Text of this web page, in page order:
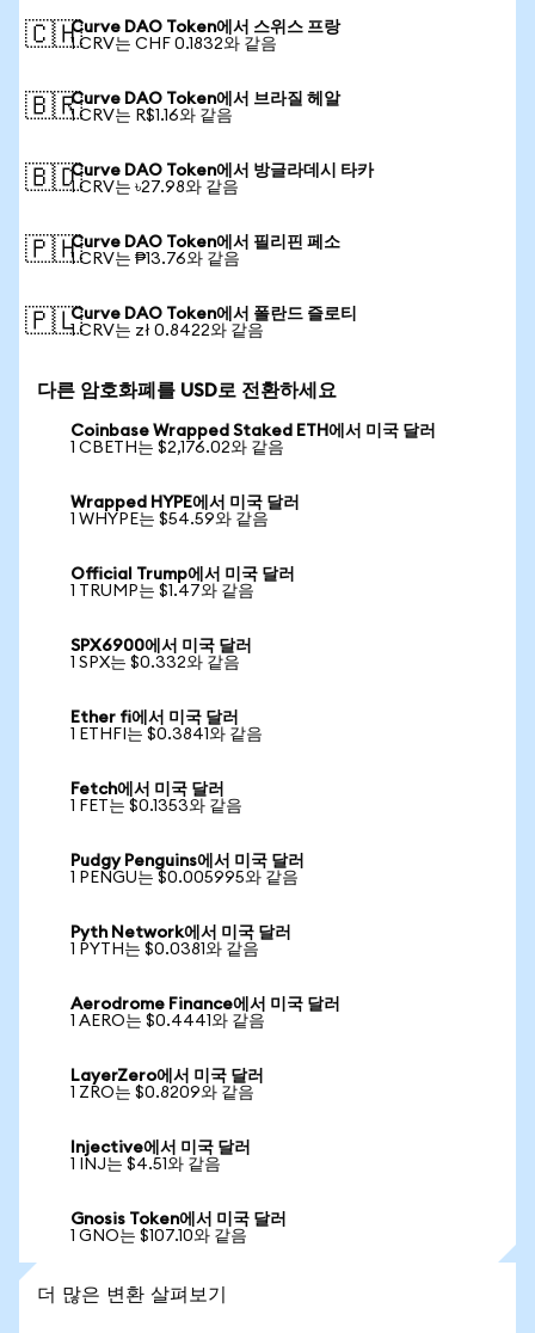
🇨🇭Curve DAO Token에서 스위스 프랑
1 CRV는 CHF 0.1832와 같음
🇧🇷Curve DAO Token에서 브라질 헤알
1 CRV는 R$1.16와 같음
🇧🇩Curve DAO Token에서 방글라데시 타카
1 CRV는 ৳27.98와 같음
🇵🇭Curve DAO Token에서 필리핀 페소
1 CRV는 ₱13.76와 같음
🇵🇱Curve DAO Token에서 폴란드 즐로티
1 CRV는 zł 0.8422와 같음
다른 암호화폐를 USD로 전환하세요
Coinbase Wrapped Staked ETH에서 미국 달러
1 CBETH는 $2,176.02와 같음
Wrapped HYPE에서 미국 달러
1 WHYPE는 $54.59와 같음
Official Trump에서 미국 달러
1 TRUMP는 $1.47와 같음
SPX6900에서 미국 달러
1 SPX는 $0.332와 같음
Ether fi에서 미국 달러
1 ETHFI는 $0.3841와 같음
Fetch에서 미국 달러
1 FET는 $0.1353와 같음
Pudgy Penguins에서 미국 달러
1 PENGU는 $0.005995와 같음
Pyth Network에서 미국 달러
1 PYTH는 $0.0381와 같음
Aerodrome Finance에서 미국 달러
1 AERO는 $0.4441와 같음
LayerZero에서 미국 달러
1 ZRO는 $0.8209와 같음
Injective에서 미국 달러
1 INJ는 $4.51와 같음
Gnosis Token에서 미국 달러
1 GNO는 $107.10와 같음
더 많은 변환 살펴보기